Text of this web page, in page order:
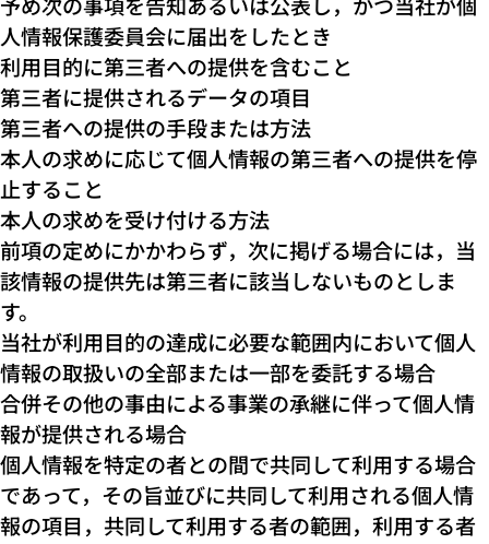
人情報保護委員会に届出をしたとき
利用目的に第三者への提供を含むこと
第三者に提供されるデータの項目
第三者への提供の手段または方法
本人の求めに応じて個人情報の第三者への提供を停
止すること
本人の求めを受け付ける方法
前項の定めにかかわらず，次に掲げる場合には，当
該情報の提供先は第三者に該当しないものとしま
す。
当社が利用目的の達成に必要な範囲内において個人
情報の取扱いの全部または一部を委託する場合
合併その他の事由による事業の承継に伴って個人情
報が提供される場合
個人情報を特定の者との間で共同して利用する場合
であって，その旨並びに共同して利用される個人情
報の項目，共同して利用する者の範囲，利用する者